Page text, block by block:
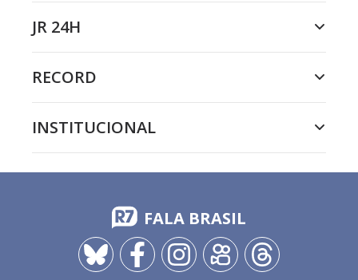
JR 24H
RECORD
INSTITUCIONAL
FALA BRASIL